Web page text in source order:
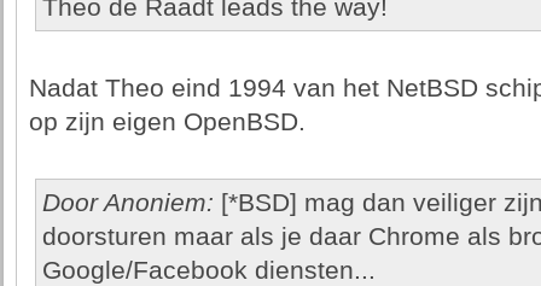
Theo de Raadt leads the way!
Nadat Theo eind 1994 van het NetBSD
op zijn eigen OpenBSD.
Door Anoniem: [*BSD] mag dan veiliger
doorsturen maar als je daar Chrome als
Google/Facebook diensten...